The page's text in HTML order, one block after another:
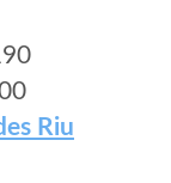
Riu